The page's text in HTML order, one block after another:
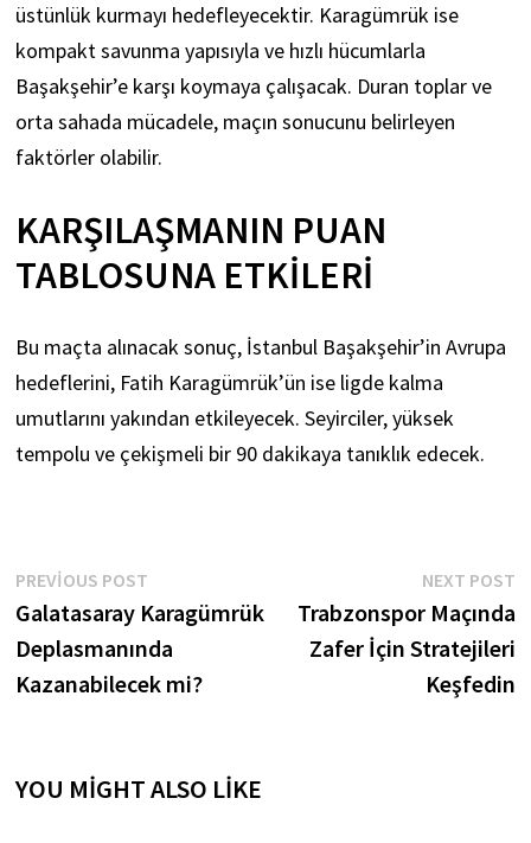
üstünlük kurmayı hedefleyecektir. Karagümrük ise
kompakt savunma yapısıyla ve hızlı hücumlarla
Başakşehir’e karşı koymaya çalışacak. Duran toplar ve
orta sahada mücadele, maçın sonucunu belirleyen
faktörler olabilir.
KARŞILAŞMANIN PUAN
TABLOSUNA ETKILERI
Bu maçta alınacak sonuç, İstanbul Başakşehir’in Avrupa
hedeflerini, Fatih Karagümrük’ün ise ligde kalma
umutlarını yakından etkileyecek. Seyirciler, yüksek
tempolu ve çekişmeli bir 90 dakikaya tanıklık edecek.
YAZI
GEZINMESI
PREVIOUS POSTPrevious
post:
Galatasaray Karagümrük
Deplasmanında
Kazanabilecek mi?
NEXT POST
Trabzonspor Maçında
Zafer İçin Stratejileri
Keşfedin
YOU MIGHT ALSO LIKE